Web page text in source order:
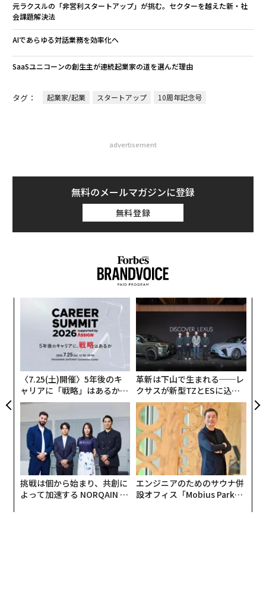
元ラクスルの「非営利スタートアップ」が挑む。セクターを越えた新・社
会課題解決法
AIであらゆる対話業務を効率化へ
SaaSユニコーンの創生主が連続起業家の道を選んだ理由
タグ： 起業家/起業 スタートアップ 10周年記念号
advertisement
無料のメールマガジンに登録
無料登録
〈7.25(土)開催〉5年後のキ
ャリアに「戦略」はあるか。
トップエグゼクティブのキャ
リアに触れる1日│CAREER S
UMMIT 2026
革新は下山で生まれる──レ
クサスが新型TZとESに込め
た「DISCOVER」の哲学
挑戦は個から始まり、共創に
よって加速する NORQAIN JA
エンジニアのためのサウナ併
設オフィス「Mobius Park」